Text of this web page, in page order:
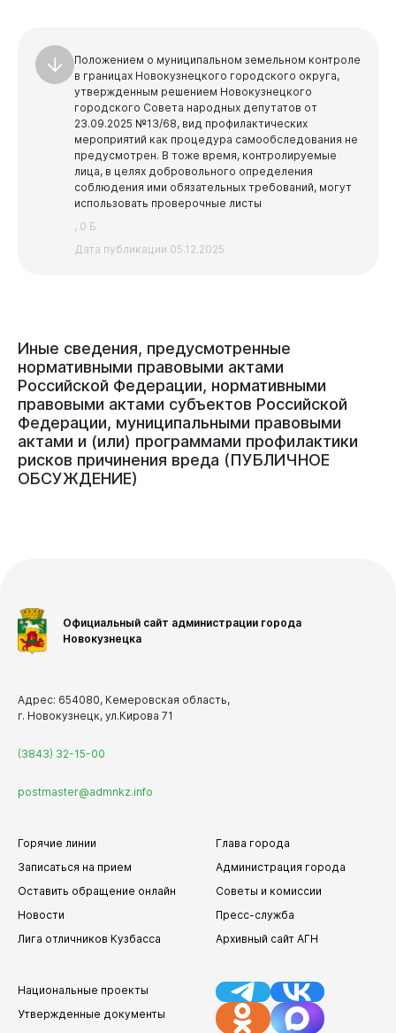
Положением о муниципальном земельном контроле
в границах Новокузнецкого городского округа,
утвержденным решением Новокузнецкого
городского Совета народных депутатов от
23.09.2025 №13/68, вид профилактических
мероприятий как процедура самообследования не
предусмотрен. В тоже время, контролируемые
лица, в целях добровольного определения
соблюдения ими обязательных требований, могут
использовать проверочные листы
, 0 Б
Дата публикации 05.12.2025
Иные сведения, предусмотренные
нормативными правовыми актами
Российской Федерации, нормативными
правовыми актами субъектов Российской
Федерации, муниципальными правовыми
актами и (или) программами профилактики
рисков причинения вреда (ПУБЛИЧНОЕ
ОБСУЖДЕНИЕ)
Официальный сайт администрации города
Новокузнецка
Адрес: 654080, Кемеровская область,
г. Новокузнецк, ул.Кирова 71
(3843) 32-15-00
postmaster@admnkz.info
Горячие линии
Записаться на прием
Оставить обращение онлайн
Новости
Лига отличников Кузбасса
Глава города
Администрация города
Советы и комиссии
Пресс-служба
Архивный сайт АГН
Национальные проекты
Утвержденные документы